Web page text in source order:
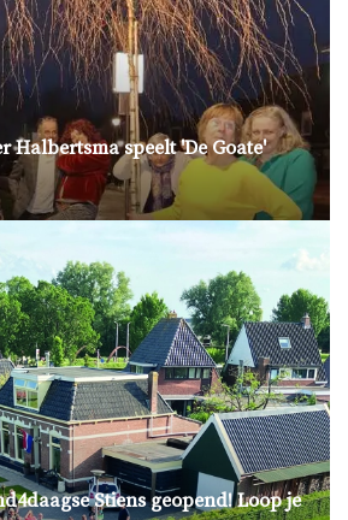
Halbertsma speelt 'De Goate'
Stiens geopend! Loop je